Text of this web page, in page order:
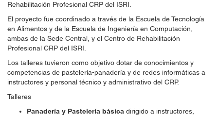
Rehabilitación Profesional CRP del ISRI.
El proyecto fue coordinado a través de la Escuela de Tecnología
en Alimentos y de la Escuela de Ingeniería en Computación,
ambas de la Sede Central, y el Centro de Rehabilitación
Profesional CRP del ISRI.
Los talleres tuvieron como objetivo dotar de conocimientos y
competencias de pastelería-panadería y de redes informáticas a
instructores y personal técnico y administrativo del CRP.
Talleres
Panadería y Pastelería básica dirigido a instructores,